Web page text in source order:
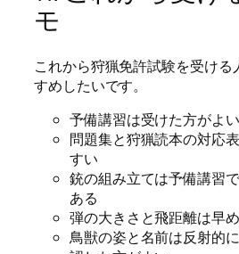
モ
これから狩猟免許試験を受ける
すめしたいです。
予備講習は受けた方がよい
問題集と狩猟読本の対応
すい
銃の組み立ては予備講習
ある
弾の大きさと飛距離は早
鳥獣の姿と名前は反射的